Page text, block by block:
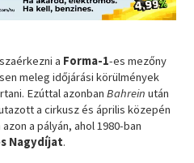
a Forma-1-es mezőny
meleg időjárási körülmények
Ezúttal azonbanBahrein után
a cirkusz és április közepén
a pályán, ahol 1980-ban
Nagydíjat.